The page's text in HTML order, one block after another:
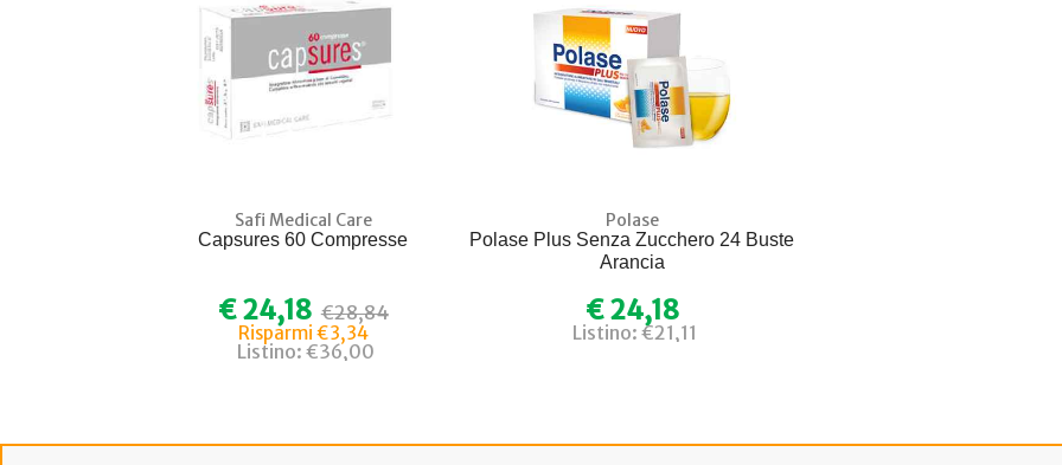
Safi Medical Care
Capsures 60 Compresse
€ 24,18 €28,84
Risparmi €3,34
Listino: €36,00
Polase
Polase Plus Senza Zucchero 24 Buste
Arancia
€ 24,18
Listino: €21,11